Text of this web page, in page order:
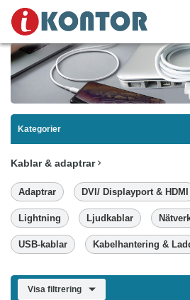
Kategorier
Kablar & adaptrar
Adaptrar DVI/ Displayport & HDMI
Lightning Ljudkablar
USB-kablar Kabelhantering &
Visa filtrering